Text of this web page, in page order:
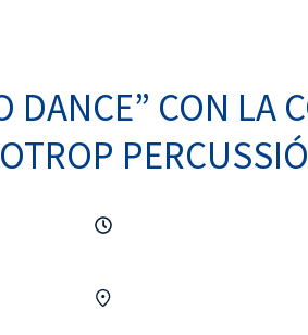
DANCE” CON LA